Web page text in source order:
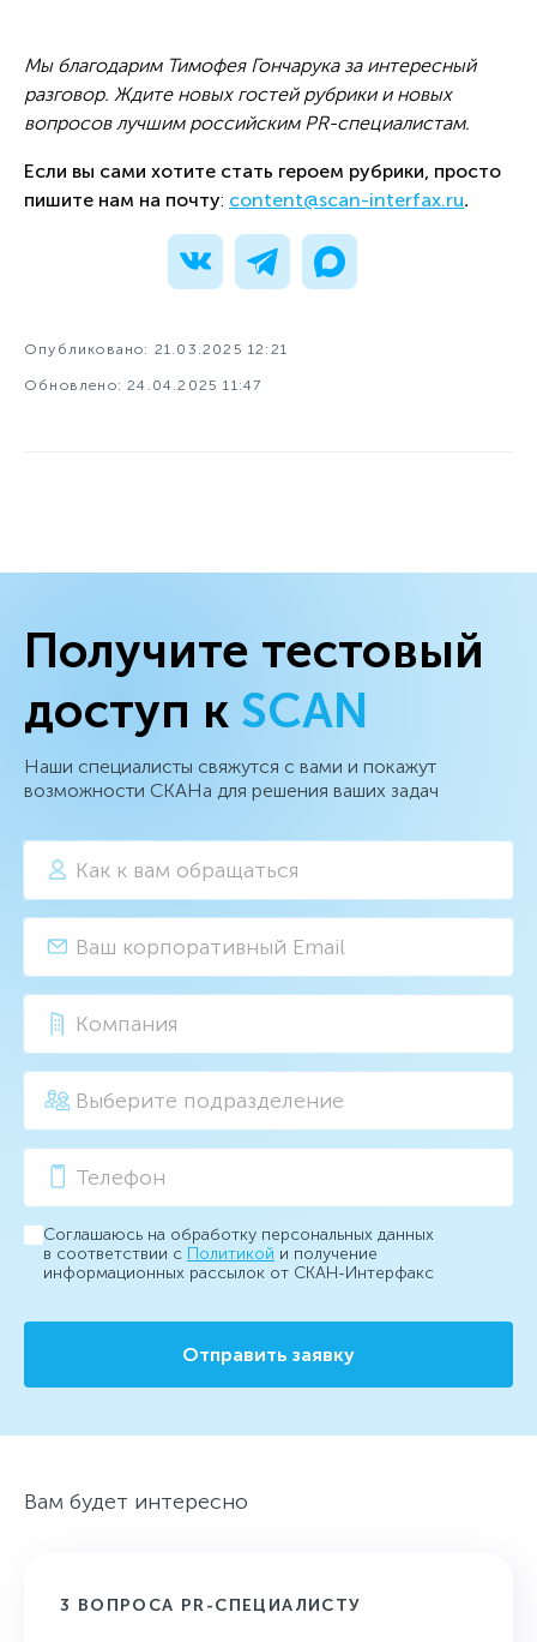
Мы благодарим Тимофея Гончарука за интересный
разговор. Ждите новых гостей рубрики и новых
вопросов лучшим российским PR-специалистам.
Если вы сами хотите стать героем рубрики, просто
пишите нам на почту: content@scan-interfax.ru.
Опубликовано: 21.03.2025 12:21
Обновлено: 24.04.2025 11:47
Получите тестовый
доступ к SCAN
Наши специалисты свяжутся с вами и покажут
возможности СКАНа для решения ваших задач
Соглашаюсь на обработку персональных данных
в соответствии с Политикой и получение
информационных рассылок от СКАН-Интерфакс
Отправить заявку
Вам будет интересно
3 ВОПРОСА PR-СПЕЦИАЛИСТУ